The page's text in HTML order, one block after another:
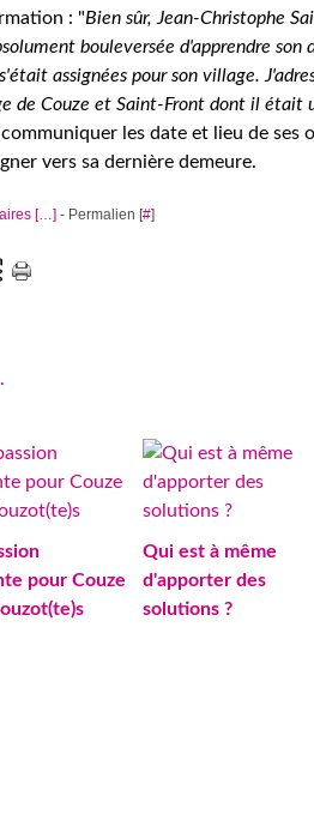
: "Bien sûr, Jean-Christophe
bouleversée d'apprendre son
assignées pour son village.
de Couze et Saint-Front dont il était
les date et lieu de ses
vers sa dernière demeure.
[…] - Permalien [#]
pour Couze
Qui est à même
d'apporter des
solutions ?